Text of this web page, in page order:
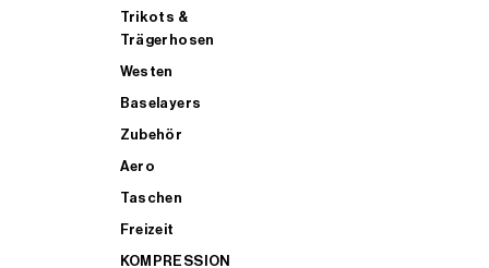
Trikots &
Trägerhosen
Westen
Baselayers
Zubehör
Aero
Taschen
Freizeit
KOMPRESSION